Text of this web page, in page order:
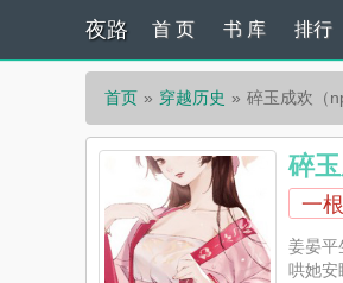
夜路 首 页 书 库 排行
首页 穿越历史 碎玉成欢（
碎玉
一
姜晏平
哄她安